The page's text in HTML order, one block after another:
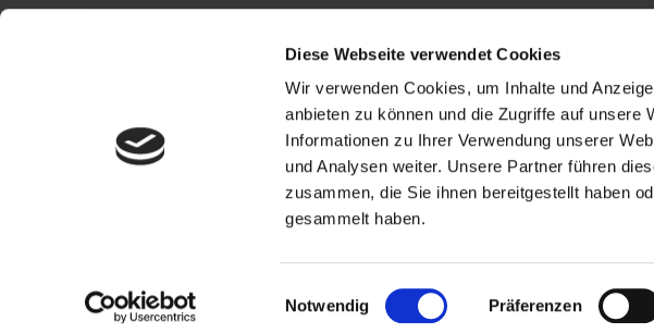
Diese Webseite verwendet Cookies
Wir verwenden Cookies, um Inhalte und
anbieten zu können und die Zugriffe auf unsere
Informationen zu Ihrer Verwendung unserer
und Analysen weiter. Unsere Partner führen
zusammen, die Sie ihnen bereitgestellt haben
gesammelt haben.
Einwilligungsauswahl
Notwendig Präferenzen